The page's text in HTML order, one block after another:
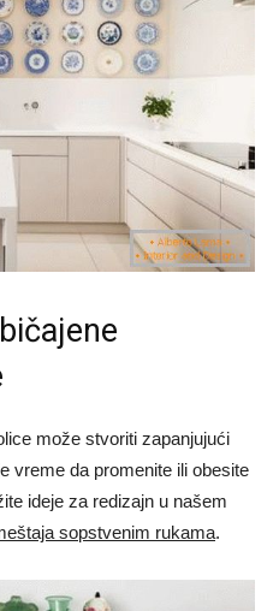
može stvoriti zapanjujući
vreme da promenite ili obesite
ideje za redizajn u našem
sopstvenim rukama.